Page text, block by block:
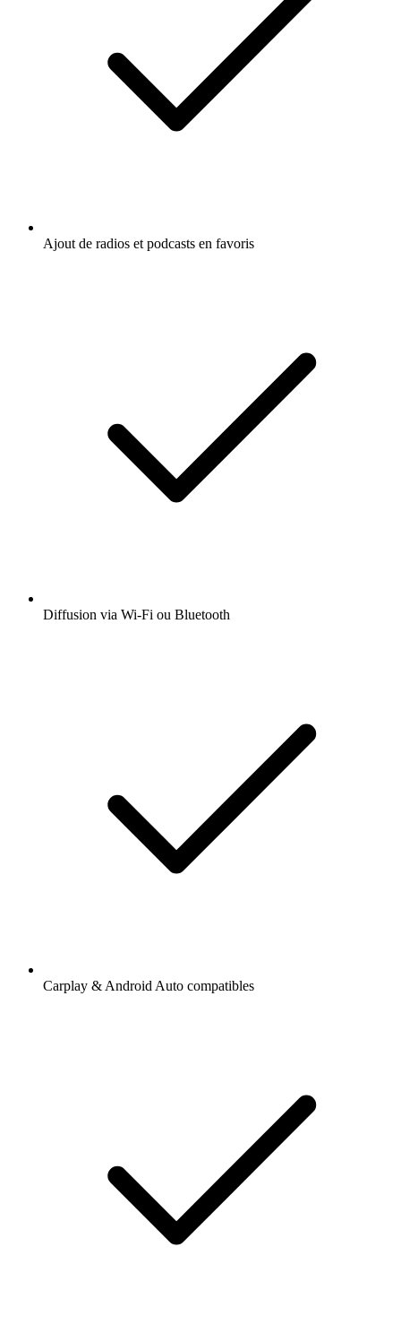
Ajout de radios et podcasts en favoris
Diffusion via Wi-Fi ou Bluetooth
Carplay & Android Auto compatibles